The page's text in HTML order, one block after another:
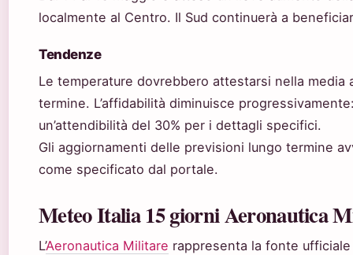
localmente al Centro. Il Sud continuerà a
Tendenze
Le temperature dovrebbero attestarsi nella media
termine. L’affidabilità diminuisce
un’attendibilità del 30% per i dettagli specifici.
Gli aggiornamenti delle previsioni lungo termine
come specificato dal portale.
Meteo Italia 15 giorni Aeronautica
L’Aeronautica Militare rappresenta la fonte